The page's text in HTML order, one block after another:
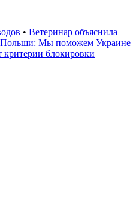
• Ветеринар объяснила
Польши: Мы поможем Украине
критерии блокировки